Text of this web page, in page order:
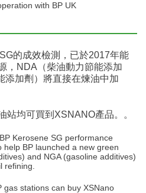
with BP UK
的成效檢測，已於2017年能
，NDA（柴油動力節能添加
添加劑）將直接在煉油中加
站均可買到XSNANO產品。。
Kerosene SG performance
BP launched a new green
and NGA (gasoline additives)
refining.
gas stations can buy XSNano